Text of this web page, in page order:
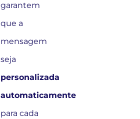
garantem
que a
mensagem
seja
personalizada
automaticamente
para cada